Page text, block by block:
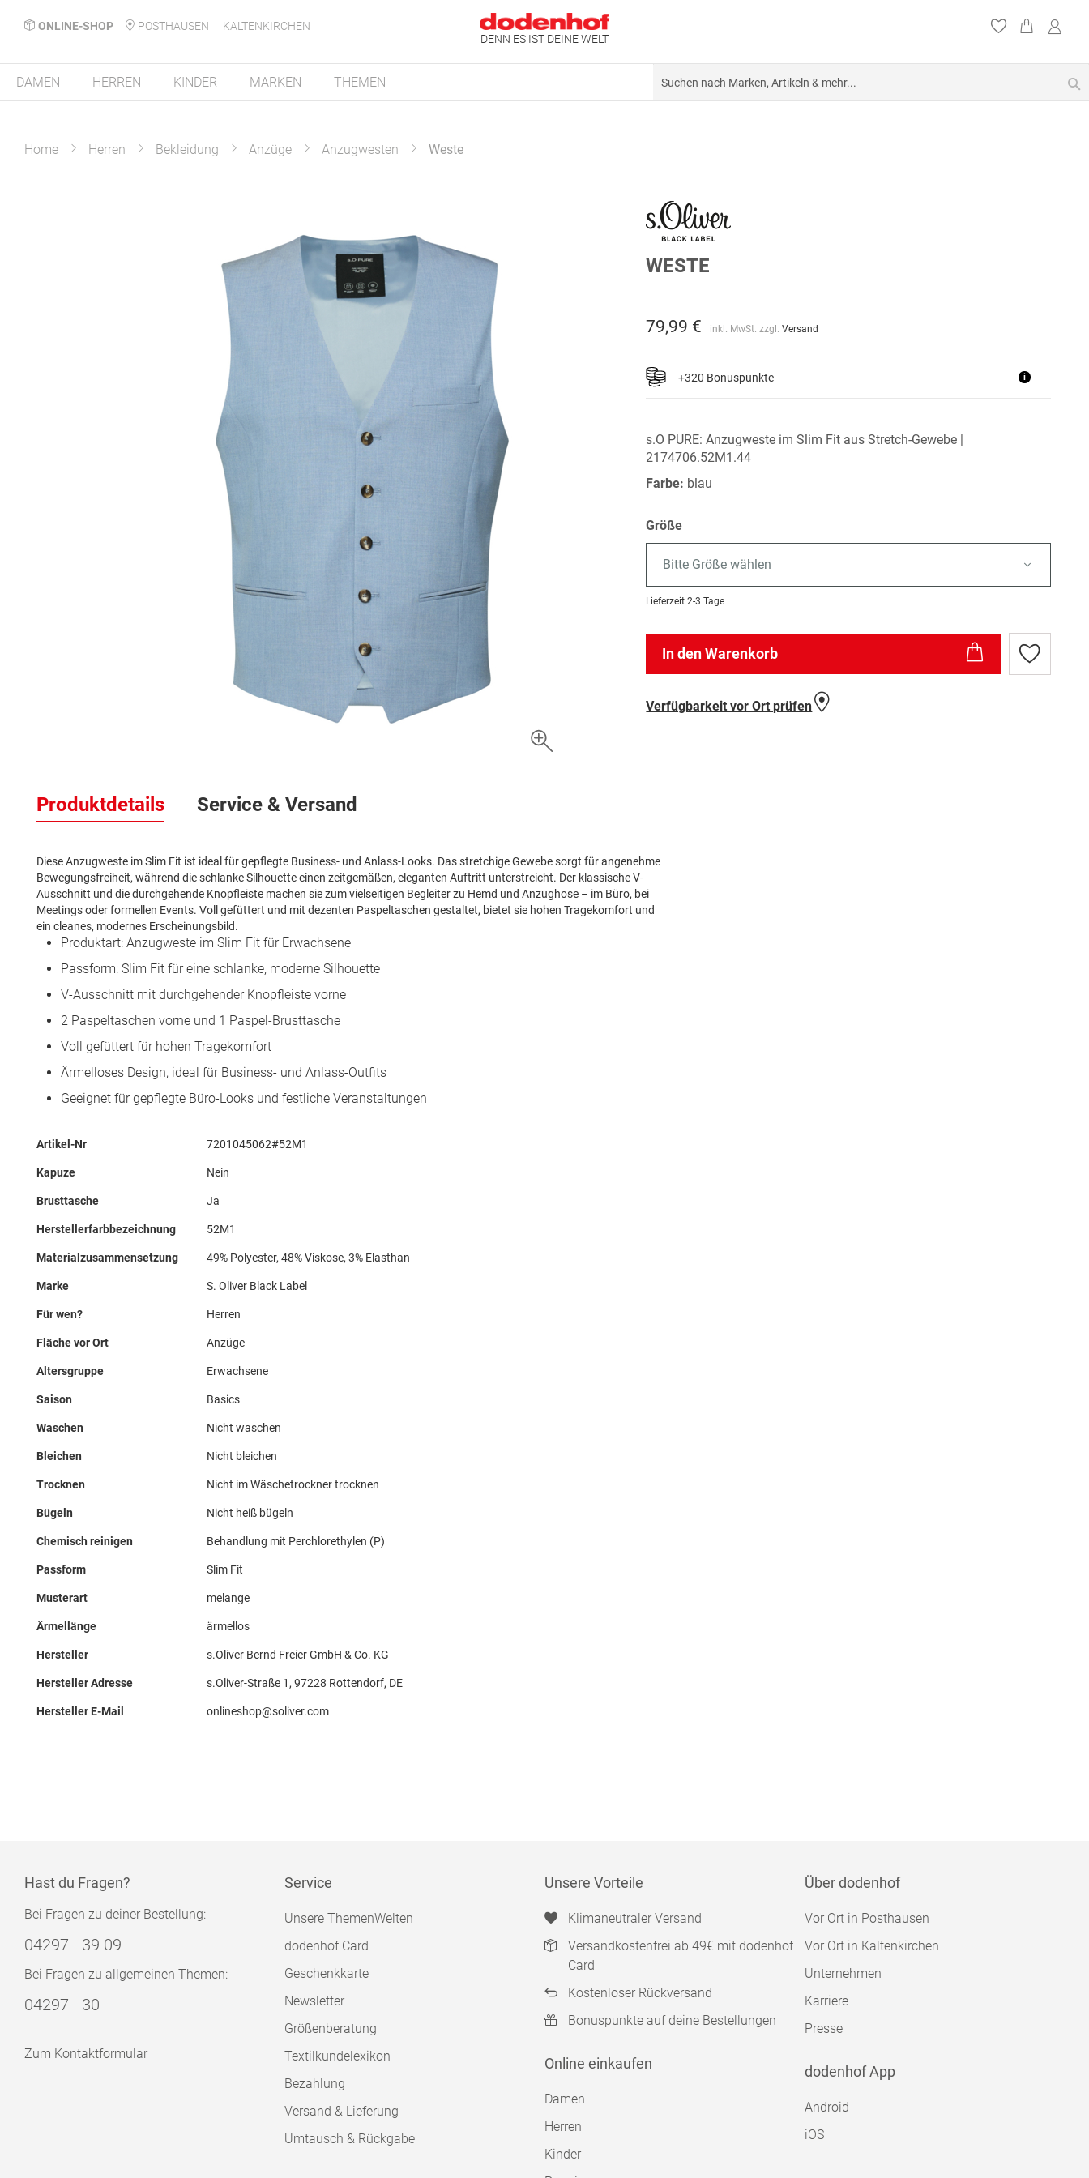
ONLINE-SHOP POSTHAUSEN
KALTENKIRCHEN
DENN ES IST DEINE WELT
DAMEN HERREN KINDER MARKEN THEMEN
Home Herren Bekleidung Anzüge Anzugwesten Weste
der
Bildergalerie
WESTE
79,99 € inkl. MwSt. zzgl.Versand
+320 Bonuspunkte i
s.O PURE: Anzugweste im Slim Fit aus Stretch-Gewebe |
2174706.52M1.44
Farbe: blau
Größe
Bitte Größe wählen
Lieferzeit 2-3 Tage
In den Warenkorb
Zur
Wunschliste
Verfügbarkeit vor Ort prüfen
Produktdetails
Diese Anzugweste im Slim Fit ist ideal für gepflegte Business- und Anlass-Looks. Das stretchige Gewebe sorgt für angenehme
Bewegungsfreiheit, während die schlanke Silhouette einen zeitgemäßen, eleganten Auftritt unterstreicht. Der klassische V-
Ausschnitt und die durchgehende Knopfleiste machen sie zum vielseitigen Begleiter zu Hemd und Anzughose – im Büro, bei
Meetings oder formellen Events. Voll gefüttert und mit dezenten Paspeltaschen gestaltet, bietet sie hohen Tragekomfort und
ein cleanes, modernes Erscheinungsbild.
Produktart: Anzugweste im Slim Fit für Erwachsene
Passform: Slim Fit für eine schlanke, moderne Silhouette
V-Ausschnitt mit durchgehender Knopfleiste vorne
2 Paspeltaschen vorne und 1 Paspel-Brusttasche
Voll gefüttert für hohen Tragekomfort
Ärmelloses Design, ideal für Business- und Anlass-Outfits
Geeignet für gepflegte Büro-Looks und festliche Veranstaltungen
Mehr
Artikel-Nr 7201045062#52M1
Kapuze Nein
Brusttasche Ja
Herstellerfarbbezeichnung 52M1
Materialzusammensetzung 49% Polyester, 48% Viskose, 3% Elasthan
Marke S. Oliver Black Label
Für wen? Herren
Fläche vor Ort Anzüge
Altersgruppe Erwachsene
Saison Basics
Waschen Nicht waschen
Bleichen Nicht bleichen
Trocknen Nicht im Wäschetrockner trocknen
Bügeln Nicht heiß bügeln
Chemisch reinigen Behandlung mit Perchlorethylen (P)
Passform Slim Fit
Musterart melange
Ärmellänge ärmellos
Hersteller s.Oliver Bernd Freier GmbH & Co. KG
Hersteller Adresse s.Oliver-Straße 1, 97228 Rottendorf, DE
Hersteller E-Mail onlineshop@soliver.com
Service & Versand
Hast du Fragen?
Bei Fragen zu deiner Bestellung:
04297 - 39 09
Bei Fragen zu allgemeinen Themen:
04297 - 30
Zum Kontaktformular
Service
Unsere ThemenWelten
dodenhof Card
Geschenkkarte
Newsletter
Größenberatung
Textilkundelexikon
Bezahlung
Versand & Lieferung
Umtausch & Rückgabe
Unsere Vorteile
Klimaneutraler Versand
Versandkostenfrei ab 49€ mit dodenhof
Card
Kostenloser Rückversand
Bonuspunkte auf deine Bestellungen
Online einkaufen
Damen
Herren
Kinder
Über dodenhof
Vor Ort in Posthausen
Vor Ort in Kaltenkirchen
Unternehmen
Karriere
Presse
dodenhof App
Android
iOS